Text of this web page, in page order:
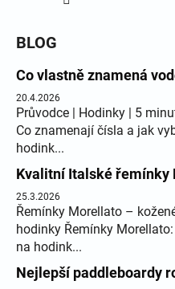
BLOG
Co vlastně znamená
20.4.2026
Průvodce | Hodinky | 5
Co znamenají čísla a jak
hodink...
Kvalitní Italské řemínky
25.3.2026
Řemínky Morellato –
hodinky Řemínky
na hodink...
Nejlepší paddleboardy